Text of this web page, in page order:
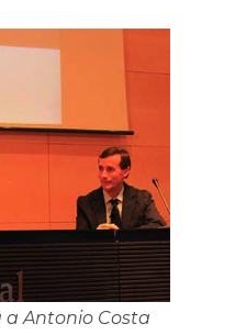
Antonio Costa